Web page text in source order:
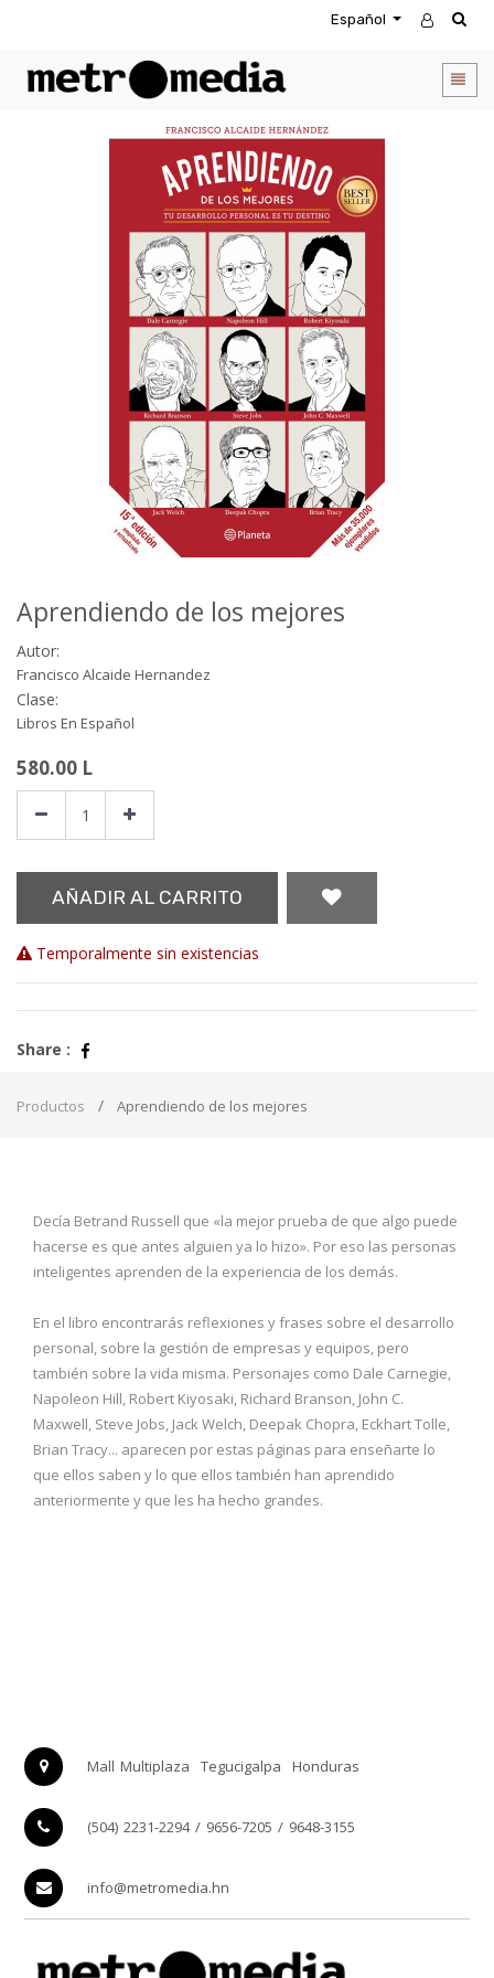
Español
Aprendiendo de los mejores
Autor:
Francisco Alcaide Hernandez
Clase:
Libros En Español
580.00 L
AÑADIR AL CARRITO
Temporalmente sin existencias
Share :
Productos Aprendiendo de los mejores
Decía Betrand Russell que «la mejor prueba de que algo puede
hacerse es que antes alguien ya lo hizo». Por eso las personas
inteligentes aprenden de la experiencia de los demás.
En el libro encontrarás reflexiones y frases sobre el desarrollo
personal, sobre la gestión de empresas y equipos, pero
también sobre la vida misma. Personajes como Dale Carnegie,
Napoleon Hill, Robert Kiyosaki, Richard Branson, John C.
Maxwell, Steve Jobs, Jack Welch, Deepak Chopra, Eckhart Tolle,
Brian Tracy... aparecen por estas páginas para enseñarte lo
que ellos saben y lo que ellos también han aprendido
anteriormente y que les ha hecho grandes.
Mall Multiplaza Tegucigalpa Honduras
(504) 2231-2294 / 9656-7205 / 9648-3155
info@metromedia.hn